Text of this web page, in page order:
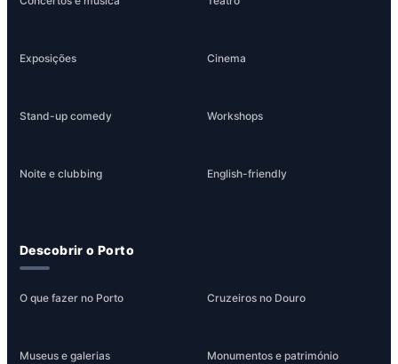
Exposições Cinema
Stand-up comedy Workshops
Noite e clubbing English-friendly
Descobrir o Porto
O que fazer no Porto Cruzeiros no Douro
Museus e galerias Monumentos e património